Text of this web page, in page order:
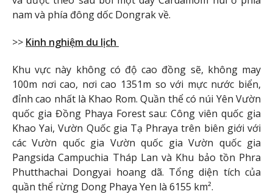
nam và phía đông dốc Dongrak về.
>> Kinh nghiệm du lịch
Khu vực này không có độ cao đồng sẽ, không may
100m nơi cao, nơi cao 1351m so với mực nước biển,
đỉnh cao nhất là Khao Rom. Quần thể có núi Yên Vườn
quốc gia Đồng Phaya Forest sau: Công viên quốc gia
Khao Yai, Vườn Quốc gia Tạ Phraya trên biên giới với
các Vườn quốc gia Vườn quốc gia Vườn quốc gia
Pangsida Campuchia Tháp Lan và Khu bảo tồn Phra
Phutthachai Dongyai hoang dã. Tổng diện tích của
quần thể rừng Dong Phaya Yen là 6155 km².